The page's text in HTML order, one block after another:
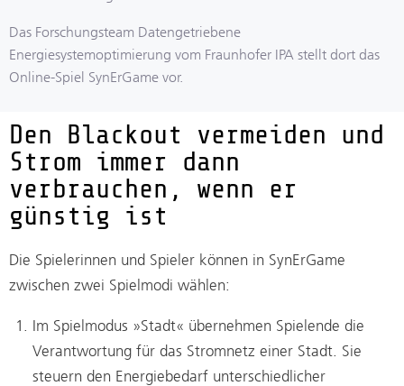
Das Forschungsteam Datengetriebene
Energiesystemoptimierung vom Fraunhofer IPA stellt dort das
Online-Spiel SynErGame vor.
Den Blackout vermeiden und
Strom immer dann
verbrauchen, wenn er
günstig ist
Die Spielerinnen und Spieler können in SynErGame
zwischen zwei Spielmodi wählen:
Im Spielmodus »Stadt« übernehmen Spielende die
Verantwortung für das Stromnetz einer Stadt. Sie
steuern den Energiebedarf unterschiedlicher